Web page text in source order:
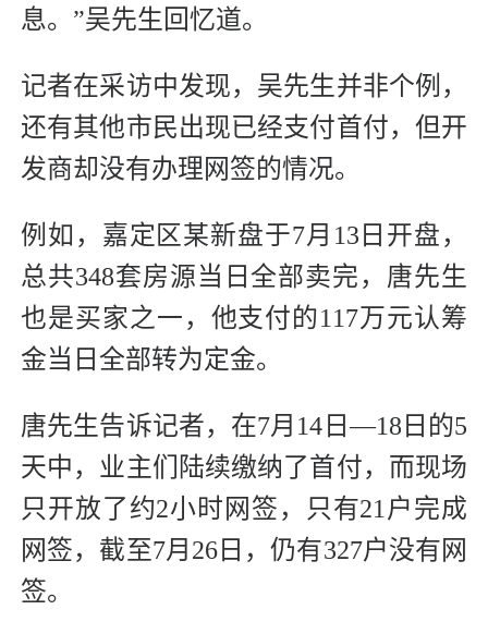
息。”吴先生回忆道。
记者在采访中发现，吴先生并非个例，
还有其他市民出现已经支付首付，但开
发商却没有办理网签的情况。
例如，嘉定区某新盘于7月13日开盘，
总共348套房源当日全部卖完，唐先生
也是买家之一，他支付的117万元认筹
金当日全部转为定金。
唐先生告诉记者，在7月14日—18日的5
天中，业主们陆续缴纳了首付，而现场
只开放了约2小时网签，只有21户完成
网签，截至7月26日，仍有327户没有网
签。